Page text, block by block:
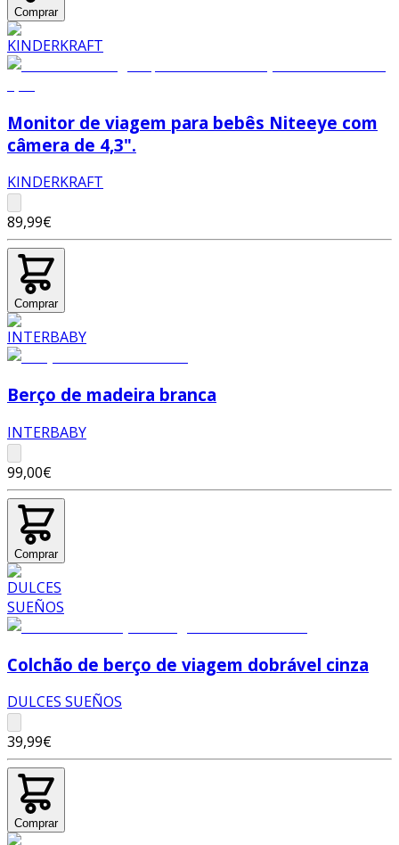
Comprar
Monitor de viagem para bebês Niteeye com
câmera de 4,3".
KINDERKRAFT
89,99€
Comprar
Berço de madeira branca
INTERBABY
99,00€
Comprar
Colchão de berço de viagem dobrável cinza
DULCES SUEÑOS
39,99€
Comprar